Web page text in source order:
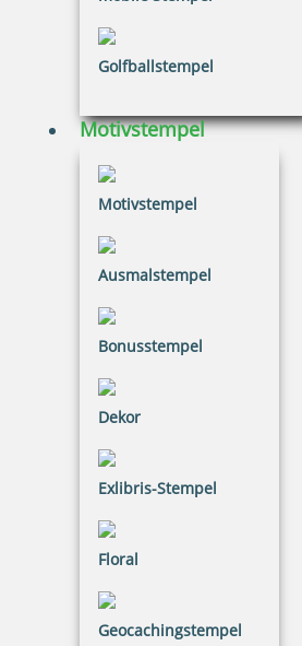
Golfballstempel
Motivstempel
Motivstempel
Ausmalstempel
Bonusstempel
Dekor
Exlibris-Stempel
Floral
Geocachingstempel
Jetzt gestalten
Printy 4923 Tauchstempel 04
33,60 €
inkl. 20.00 % Mwst.
Jetzt gestalten
Printy 4923 Tauchstempel 05